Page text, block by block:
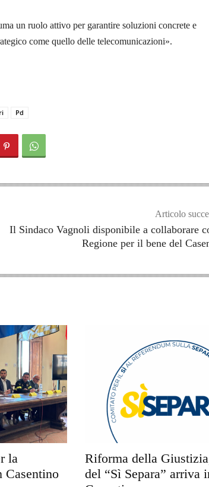
un ruolo attivo per garantire soluzioni concrete e
come quello delle telecomunicazioni».
Pd
Articolo
Il Sindaco Vagnoli disponibile a collaborare
Regione per il bene del
la
Casentino
Riforma della
del “Sì Separa” arriva